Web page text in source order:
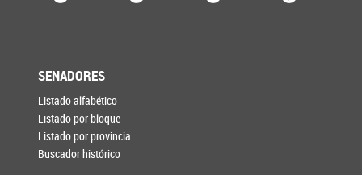
SENADORES
Listado alfabético
Listado por bloque
Listado por provincia
Buscador histórico